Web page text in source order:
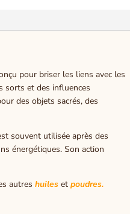
pour briser les liens avec les
sorts et des influences
des objets sacrés, des
souvent utilisée après des
énergétiques. Son action
autreshuilesetpoudres.